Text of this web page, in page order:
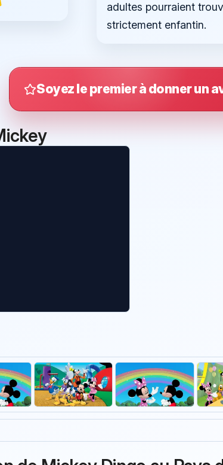
adultes pourraient
strictement enfantin.
Soyez le premier à donner un